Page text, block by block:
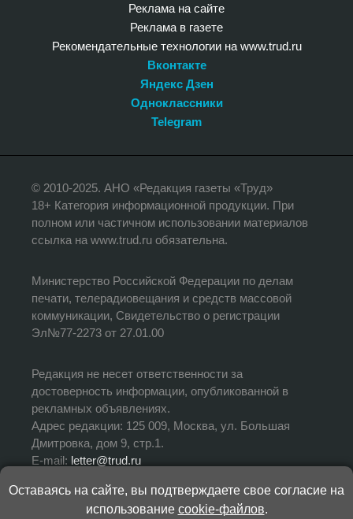
Реклама на сайте
Реклама в газете
Рекомендательные технологии на www.trud.ru
Вконтакте
Яндекс Дзен
Одноклассники
Telegram
© 2010-2025. АНО «Редакция газеты «Труд»
18+ Категория информационной продукции. При
полном или частичном использовании материалов
ссылка на www.trud.ru обязательна.
Министерство Российской Федерации по делам
печати, телерадиовещания и средств массовой
коммуникации, Свидетельство о регистрации
Эл№77-2273 от 27.01.00
Редакция не несет ответственности за
достоверность информации, опубликованной в
рекламных объявлениях.
Адрес редакции: 125 009, Москва, ул. Большая
Дмитровка, дом 9, стр.1.
E-mail: letter@trud.ru
УЧРЕДИТЕЛЬ: АНО «Редакция газеты «Труд»
Оставаясь на сайте, вы подтверждаете свое согласие на
использование cookie-файлов.